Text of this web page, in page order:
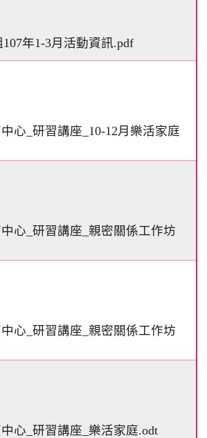
年1-3月活動資訊.pdf
心_研習講座_10-12月樂活家庭
心_研習講座_親密關係工作坊
心_研習講座_親密關係工作坊
心_研習講座_樂活家庭.odt